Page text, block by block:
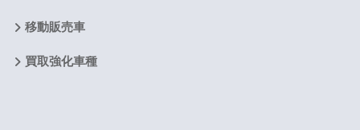
移動販売車
買取強化車種